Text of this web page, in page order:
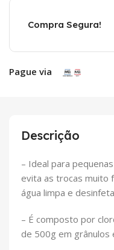
Compra Segura!
Pague via
Descrição
– Ideal para
evita as trocas muito
água limpa e
– É composto por
de 500g em grânulos